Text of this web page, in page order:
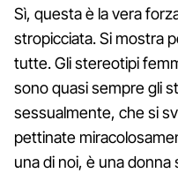
Sì, questa è la vera
stropicciata. Si mostra
tutte. Gli stereotipi
sono quasi sempre gli
sessualmente, che si
pettinate
una di noi, è una